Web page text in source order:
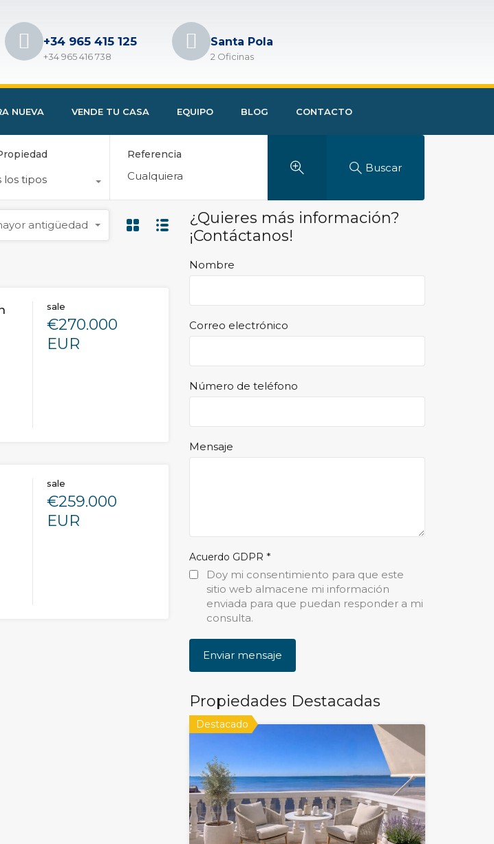
+34 965 415 125
+34 965 416 738
Santa Pola
2 Oficinas
NUEVA VENDE TU CASA EQUIPO BLOG CONTACTO
los tipos
Referencia
Buscar
antigüedad
sale
€270.000
EUR
sale
€259.000
EUR
¿Quieres más información?
¡Contáctanos!
Nombre
Correo electrónico
Número de teléfono
Mensaje
Acuerdo GDPR *
Doy mi consentimiento para que este
sitio web almacene mi información
enviada para que puedan responder a mi
consulta.
Propiedades Destacadas
Destacado